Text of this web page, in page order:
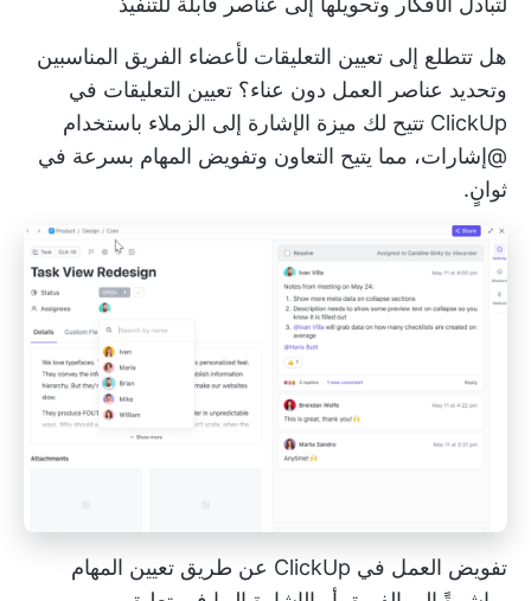
هل تتطلع إلى تعيين التعليقات لأعضاء الفريق المناسبين
وتحديد عناصر العمل دون عناء؟ تعيين التعليقات في
ClickUp تتيح لك ميزة الإشارة إلى الزملاء باستخدام
@إشارات، مما يتيح التعاون وتفويض المهام بسرعة في
ثوانٍ.
تفويض العمل في ClickUp عن طريق تعيين المهام